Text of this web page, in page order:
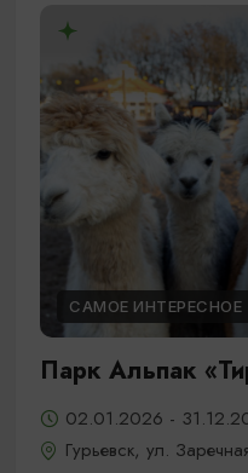
САМОЕ ИНТЕРЕСНОЕ
Парк Альпак
02.01.2026 -
Гурьевск, ул.